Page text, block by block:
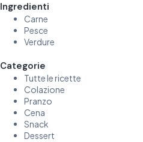
Ingredienti
Carne
Pesce
Verdure
Categorie
Tutte le ricette
Colazione
Pranzo
Cena
Snack
Dessert